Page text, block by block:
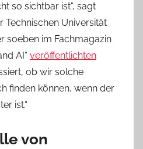
so sichtbar ist“, sagt
Technischen Universität
soeben im Fachmagazin
AI“ veröffentlichten
ob wir solche
finden können, wenn der
ist.“
von